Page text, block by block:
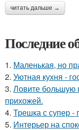
читать дальше →
Последние
1. Маленькая, но
2. Уютная кухня -
3. Ловите большую
прихожей.
4. Трешка с супер
5. Интерьер на